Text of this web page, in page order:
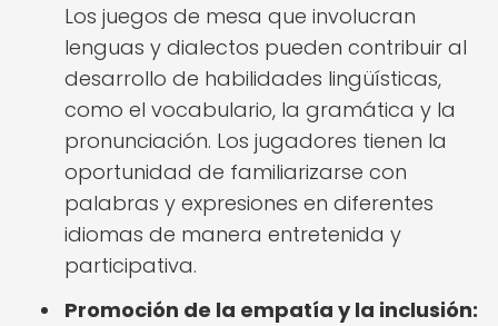
Los juegos de mesa que involucran
lenguas y dialectos pueden contribuir al
desarrollo de habilidades lingüísticas,
como el vocabulario, la gramática y la
pronunciación. Los jugadores tienen la
oportunidad de familiarizarse con
palabras y expresiones en diferentes
idiomas de manera entretenida y
participativa.
Promoción de la empatía y la inclusión: